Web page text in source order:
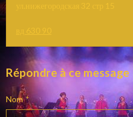
ул.нижегородская 32 стр 15
вд 630 90
Répondre à ce message
Nom